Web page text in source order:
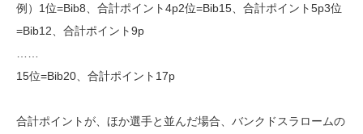
例）1位=Bib8、合計ポイント4p2位=Bib15、合計ポイント5p3位
=Bib12、合計ポイント9p
15位=Bib20、合計ポイント17p
合計ポイントが、ほか選手と並んだ場合、バンクドスラロームの